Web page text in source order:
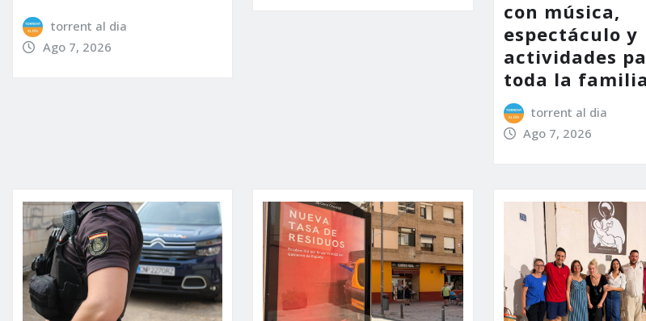
torrent al dia
Ago 7, 2026
con música,
espectáculo y
actividades
toda la familia
torrent al dia
Ago 7, 2026